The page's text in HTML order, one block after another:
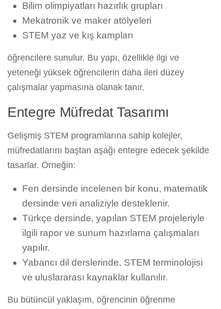
Bilim olimpiyatları hazırlık grupları
Mekatronik ve maker atölyeleri
STEM yaz ve kış kampları
öğrencilere sunulur. Bu yapı, özellikle ilgi ve
yeteneği yüksek öğrencilerin daha ileri düzey
çalışmalar yapmasına olanak tanır.
Entegre Müfredat Tasarımı
Gelişmiş STEM programlarına sahip kolejler,
müfredatlarını baştan aşağı entegre edecek şekilde
tasarlar. Örneğin:
Fen dersinde incelenen bir konu, matematik
dersinde veri analiziyle desteklenir.
Türkçe dersinde, yapılan STEM projeleriyle
ilgili rapor ve sunum hazırlama çalışmaları
yapılır.
Yabancı dil derslerinde, STEM terminolojisi
ve uluslararası kaynaklar kullanılır.
Bu bütüncül yaklaşım, öğrencinin öğrenme